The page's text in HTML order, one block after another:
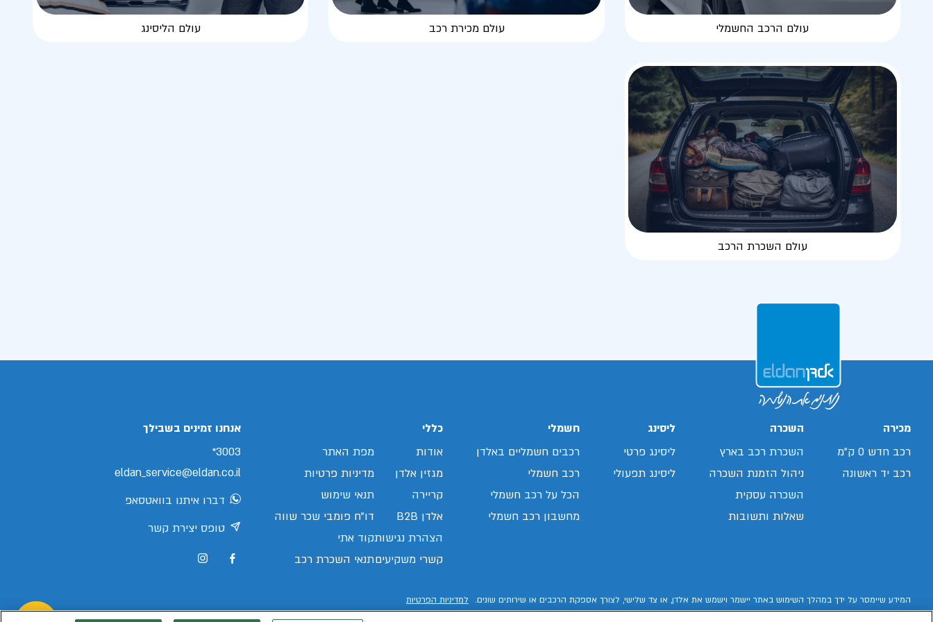
עולם הרכב החשמלי עולם מכירת רכב עולם הליסינג
עולם השכרת הרכב
מכירה
רכב חדש 0 ק"מ
רכב יד ראשונה
השכרה
השכרת רכב בארץ
ניהול הזמנת השכרה
השכרה עסקית
שאלות ותשובות
ליסינג
ליסינג פרטי
ליסינג תפעולי
חשמלי
רכבים חשמליים באלדן
רכב חשמלי
הכל על רכב חשמלי
מחשבון רכב חשמלי
כללי
אודות
מגזין אלדן
קריירה
אלדן B2B
הצהרת נגישות
קשרי משקיעים
מפת האתר
מדיניות פרטיות
תנאי שימוש
דו"ח פומבי שכר שווה
קוד אתי
תנאי השכרת רכב
אנחנו זמינים בשבילך
3003*
eldan_service@eldan.co.il
דברו איתנו בוואטסאפ
טופס יצירת קשר
המידע שיימסר על ידך במהלך השימוש באתר יישמר וישמש את אלדן, או צד שלישי, לצורך אספקת הרכבים או שירותים שונים. למדיניות הפרטיות